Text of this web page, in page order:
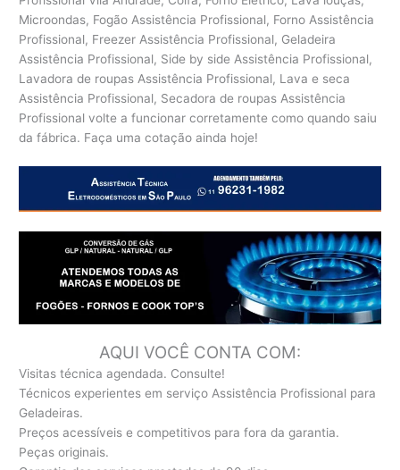
Microondas, Fogão Assistência Profissional, Forno Assistência
Profissional, Freezer Assistência Profissional, Geladeira
Assistência Profissional, Side by side Assistência Profissional,
Lavadora de roupas Assistência Profissional, Lava e seca
Assistência Profissional, Secadora de roupas Assistência
Profissional volte a funcionar corretamente como quando saiu
da fábrica. Faça uma cotação ainda hoje!
AQUI VOCÊ CONTA COM:
Visitas técnica agendada. Consulte!
Técnicos experientes em serviço Assistência Profissional para
Geladeiras.
Preços acessíveis e competitivos para fora da garantia.
Peças originais.